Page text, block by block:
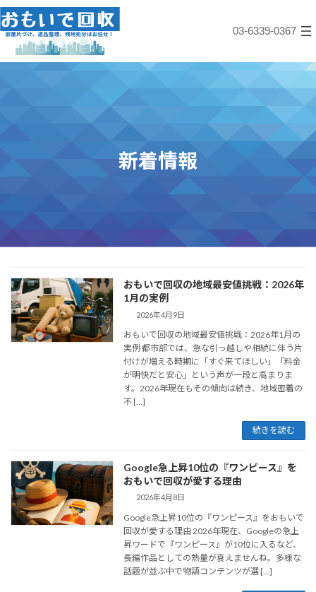
コ
ン
テ
ツ
ナ
ビ
ゲ
シ
03-6339-0367
新着情報
おもいで回収の地域最安値挑戦：2026年
1月の実例
2026年4月9日
おもいで回収の地域最安値挑戦：2026年1月の
実例 都市部では、急な引っ越しや相続に伴う片
付けが増える時期に「すぐ来てほしい」「料金
が明快だと安心」という声が一段と高まりま
す。2026年現在もその傾向は続き、地域密着の
不 […]
続きを読む
Google急上昇10位の『ワンピース』を
おもいで回収が愛する理由
2026年4月8日
Google急上昇10位の『ワンピース』をおもいで
回収が愛する理由 2026年現在、Googleの急上
昇ワードで『ワンピース』が10位に入るなど、
長編作品としての熱量が衰えませんね。多様な
話題が並ぶ中で物語コンテンツが選 […]